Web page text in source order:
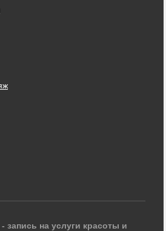
запись на услуги красоты и